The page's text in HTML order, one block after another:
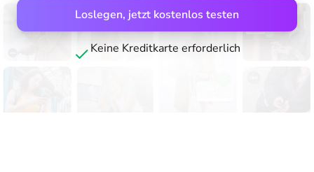
Loslegen, jetzt kostenlos testen
Keine Kreditkarte erforderlich